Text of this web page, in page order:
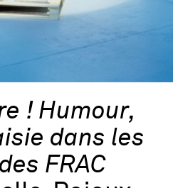
! Humour,
dans les
FRAC